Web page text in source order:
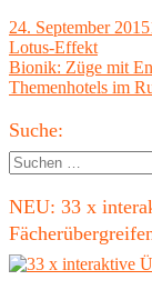
Veröffentlicht
am
24. September 2015
Lotus-Effekt
Vorheriger
Beitrag:
Bionik: Züge mit
Nächster
Themenhotels im
Haupt-
Seitenleiste
Suche:
Suchen
nach:
NEU: 33 x